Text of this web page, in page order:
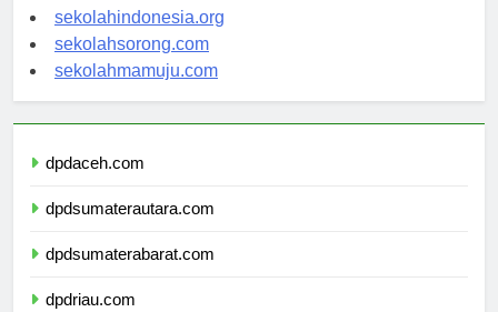
sekolahsalor.com
sekolahindonesia.org
sekolahsorong.com